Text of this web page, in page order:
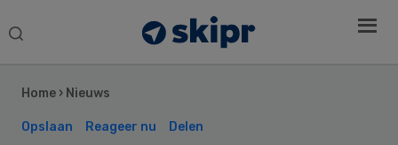
Search
Home › Nieuws
Opslaan Reageer nu Delen
Sidebar